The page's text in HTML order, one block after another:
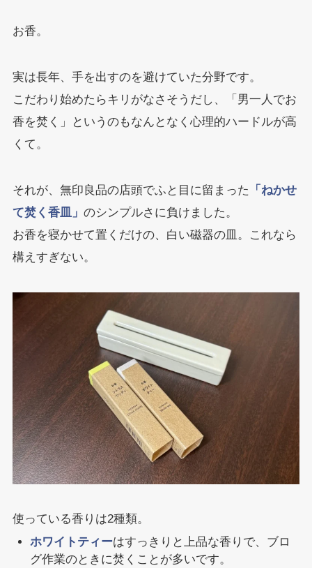
お香。
実は長年、手を出すのを避けていた分野です。
こだわり始めたらキリがなさそうだし、「男一人でお
香を焚く」というのもなんとなく心理的ハードルが高
くて。
それが、無印良品の店頭でふと目に留まった
「ねかせ
て焚く香皿」 のシンプルさに負けました。
お香を寝かせて置くだけの、白い磁器の皿。これなら
構えすぎない。
使っている香りは2種類。
ホワイトティーはすっきりと上品な香りで、ブロ
グ作業のときに焚くことが多いです。